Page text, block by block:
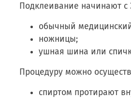
Подклеивание начинают
обычный
ножницы;
ушная шина или
Процедуру можно
спиртом протирают